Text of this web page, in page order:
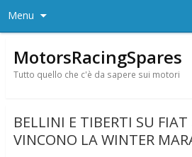
Menu
MotorsRacingSpares
Tutto quello che c'è da sapere sui motori
BELLINI E TIBERTI SU
VINCONO LA WINTER